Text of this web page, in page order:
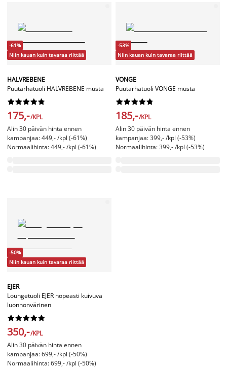
-61%
Niin kauan kuin tavaraa riittää
HALVREBENE
Puutarhatuoli HALVREBENE musta






175,-/KPL
Alin 30 päivän hinta ennen
kampanjaa: 449,- /kpl (-61%)
Normaalihinta: 449,- /kpl (-61%)
-53%
Niin kauan kuin tavaraa riittää
VONGE
Puutarhatuoli VONGE musta






185,-/KPL
Alin 30 päivän hinta ennen
kampanjaa: 399,- /kpl (-53%)
Normaalihinta: 399,- /kpl (-53%)
-50%
Niin kauan kuin tavaraa riittää
EJER
Loungetuoli EJER nopeasti kuivuva
luonnonvärinen






350,-/KPL
Alin 30 päivän hinta ennen
kampanjaa: 699,- /kpl (-50%)
Normaalihinta: 699,- /kpl (-50%)